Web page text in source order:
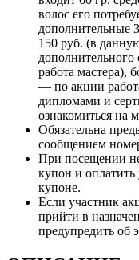
волос его
дополнительные
150 руб. (в
дополнительного
работа мастера),
— по акции
дипломами и
ознакомиться на
Обязательна
сообщением
При посещении
купон и оплатить
купоне.
Если участник
прийти в
предупредить об